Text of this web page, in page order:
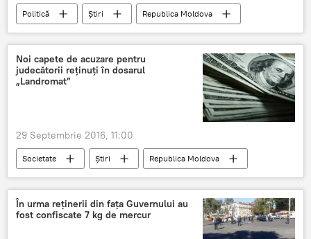
Politică Știri
Republica Moldova
alegeri
președinte imagine
Noi capete de acuzare pentru
judecătorii reţinuţi în dosarul
„Landromat”
29 Septembrie 2016, 11:00
Societate Știri
Republica Moldova
judecători
Moldova
procurori
spălare de bani
reţinere
învinuire
În urma reţinerii din faţa Guvernului au
fost confiscate 7 kg de mercur